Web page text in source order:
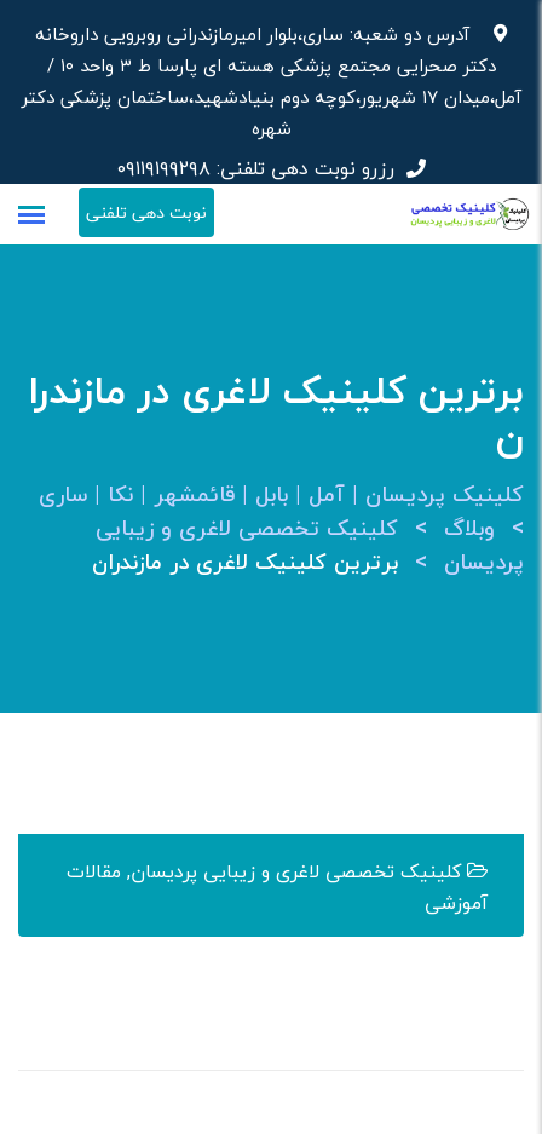
محتوا
آدرس دو شعبه: ساری،بلوار امیرمازندرانی روبرویی داروخانه‌
دکتر صحرایی مجتمع پزشکی هسته ای پارسا ط ۳ واحد ۱۰ /
آمل،میدان ۱۷ شهریور،کوچه دوم بنیادشهید،ساختمان پزشکی دکتر
شهره
رزرو نوبت دهی تلفنی:۰۹۱۱۹۱۹۹۲۹۸
نوبت دهی تلفنی
برترین کلینیک لاغری در مازندرا
ن
کلینیک پردیسان | آمل | بابل | قائمشهر | نکا | ساری
> وبلاگ > کلینیک تخصصی لاغری و زیبایی
پردیسان
> برترین کلینیک لاغری در مازندران
کلینیک تخصصی لاغری و زیبایی پردیسان, مقالات
آموزشی